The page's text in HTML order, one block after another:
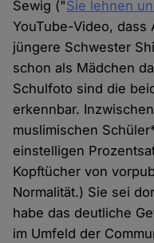
Sewig ("Sie lehnen
YouTube-Video, dass
jüngere Schwester
schon als Mädchen
Schulfoto sind die
erkennbar.
muslimischen
einstelligen
Kopftücher von
Normalität.) Sie sei
habe das deutliche
im Umfeld der